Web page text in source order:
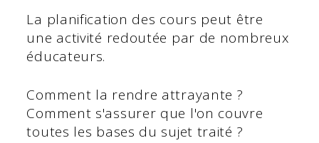
La planification des cours peut être
une activité redoutée par de nombreux
éducateurs.
Comment la rendre attrayante ?
Comment s'assurer que l'on couvre
toutes les bases du sujet traité ?